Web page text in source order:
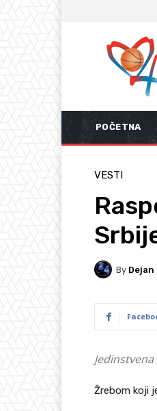
POČETNA
VESTI
By
Žrebom koji